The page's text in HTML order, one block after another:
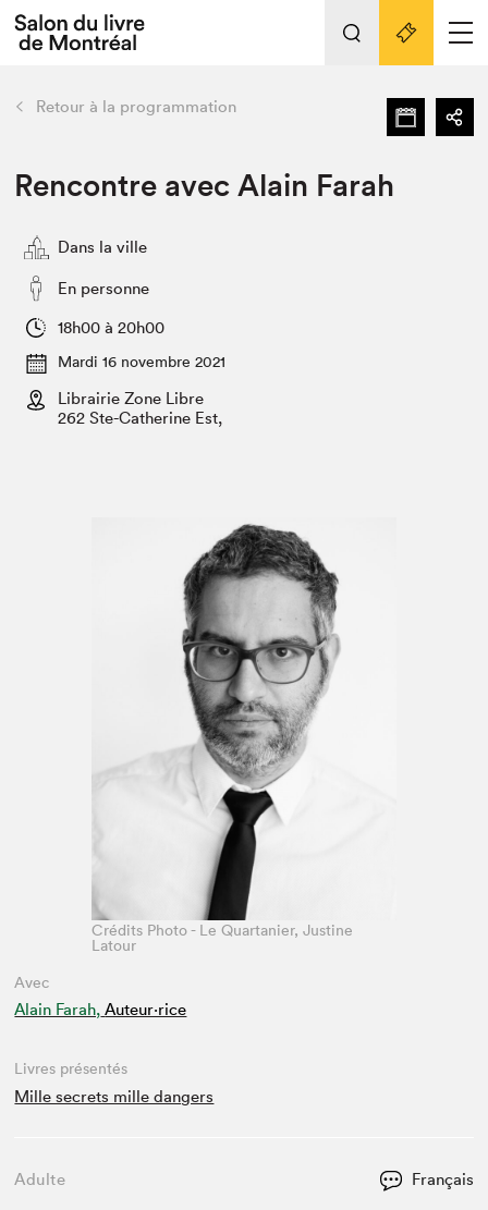
Espace médias
Tout sur l'édition 2022
Actualités
Vidéos et Balados
Club de lecture Braindate
retour Nos activités
Édition 2022
Planifier sa visite
Nous connaître
Projets partenaires 2022
Liens pratiques
Retour à la programmation
Rencontre avec Alain Farah
Dans la ville
En personne
18h00 à 20h00
Mardi 16 novembre 2021
Librairie Zone Libre
262 Ste-Catherine Est,
Avec
Alain Farah, Auteur·rice
Crédits Photo - Le Quartanier, Justine
Latour
Livres présentés
Mille secrets mille dangers
Adulte Français